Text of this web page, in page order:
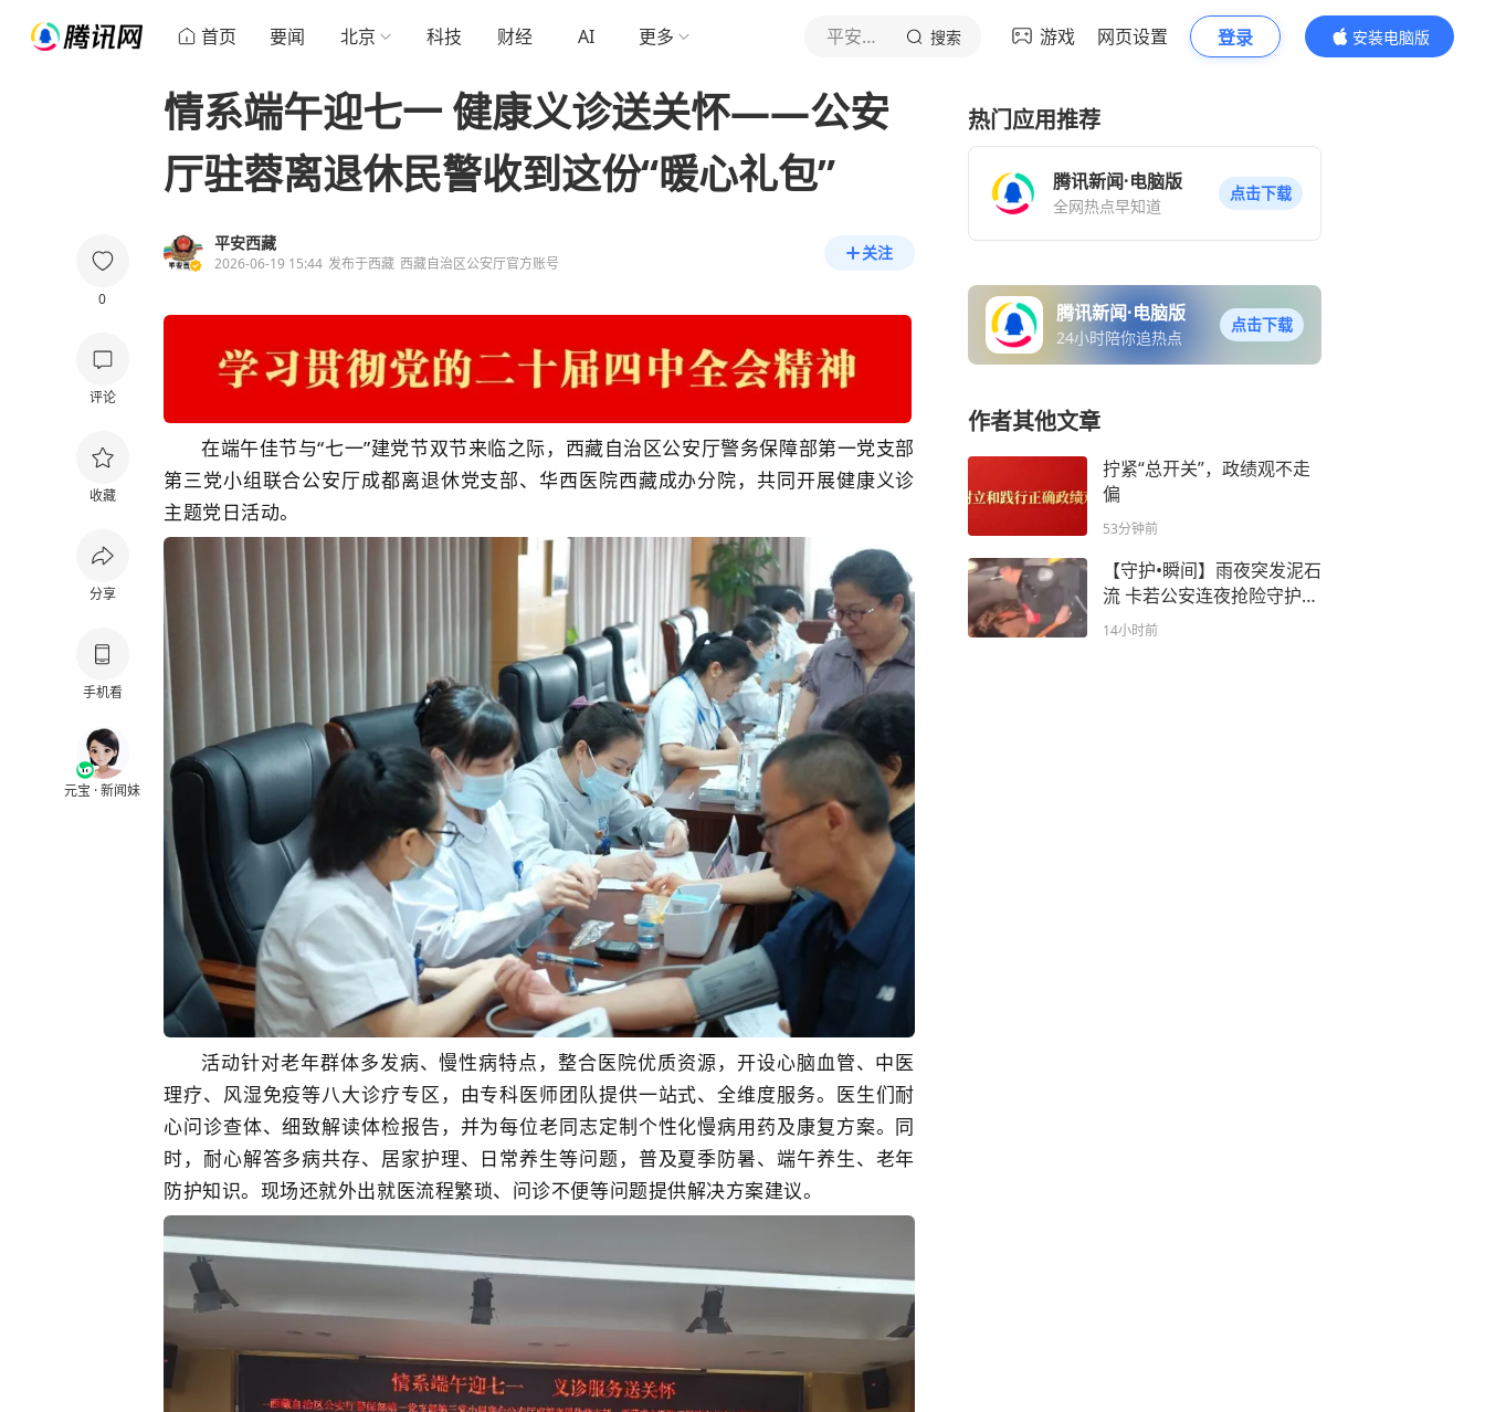
首页 要闻 北京 科技 财经 AI 更多 平安西藏 搜索 游戏 网页设置 登录
安装电脑版
内容更精彩
0
评论
收藏
分享
手机看
元宝 · 新闻妹
情系端午迎七一 健康义诊送关怀——公安
厅驻蓉离退休民警收到这份“暖心礼包”
平安西藏
2026-06-19 15:44 发布于西藏 西藏自治区公安厅官方账号
关注
在端午佳节与“七一”建党节双节来临之际，西藏自治区公安厅警务保障部第一党支部
第三党小组联合公安厅成都离退休党支部、华西医院西藏成办分院，共同开展健康义诊
主题党日活动。
活动针对老年群体多发病、慢性病特点，整合医院优质资源，开设心脑血管、中医
理疗、风湿免疫等八大诊疗专区，由专科医师团队提供一站式、全维度服务。医生们耐
心问诊查体、细致解读体检报告，并为每位老同志定制个性化慢病用药及康复方案。同
时，耐心解答多病共存、居家护理、日常养生等问题，普及夏季防暑、端午养生、老年
防护知识。现场还就外出就医流程繁琐、问诊不便等问题提供解决方案建议。
热门应用推荐
腾讯新闻·电脑版
全网热点早知道
点击下载
腾讯新闻·电脑版
24小时陪你追热点
点击下载
作者其他文章
拧紧“总开关”，政绩观不走
偏
53分钟前
【守护•瞬间】雨夜突发泥石
流 卡若公安连夜抢险守护群
众平安路
14小时前